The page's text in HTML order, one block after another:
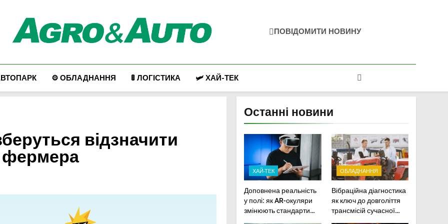
Agro & Auto
ПОВІДОМИТИ НОВИНУ
⚙️ ОБЛАДНАННЯ 🚦 ЛОГІСТИКА 🛩️ ХАЙ-ТЕК
відзначити
фермера
Останні новини
ХАЙ-ТЕК
Доповнена реальність
у полі: як AR-окуляри
змінюють стандарти
ОБЛАДНАННЯ
Вібраційна діагностика
як ключ до довголіття
трансмісій сучасної